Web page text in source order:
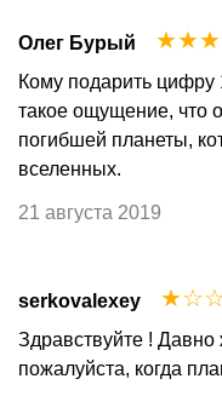
Олег Бурый ☆
☆
☆
Кому подарить цифру
такое ощущение, что
погибшей планеты,
вселенных.
21 августа 2019
serkovalexey ☆
☆
Здравствуйте !
пожалуйста, когда